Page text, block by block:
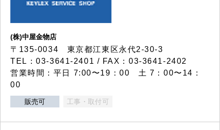
(株)中屋金物店
〒135-0034 東京都江東区永代2-30-3
TEL：03-3641-2401 / FAX：03-3641-2402
営業時間：平日 7:00〜19：00 土 7：00〜14：
00
販売可 工事・取付可